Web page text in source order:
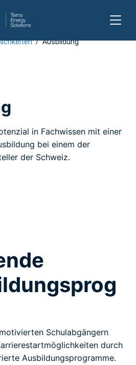
/ Ausbildung
in Fachwissen mit einer
bei einem der
der Schweiz.
Schulabgängern
durch
Ausbildungsprogramme.